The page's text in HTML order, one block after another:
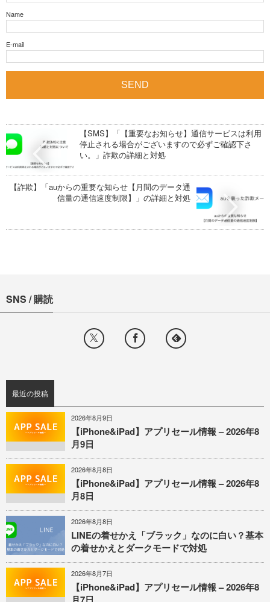
Name
E-mail
【SMS】「【重要なお知らせ】通信サービスは利用
停止される場合がございますので必ずご確認下さ
い。」詐欺の詳細と対処
【詐欺】「auからの重要な知らせ【月間のデータ通
信量の通信速度制限】」の詳細と対処
SNS / 購読
最近の投稿
2026年8月9日
【iPhone&iPad】アプリセール情報 – 2026年8
月9日
2026年8月8日
【iPhone&iPad】アプリセール情報 – 2026年8
月8日
2026年8月8日
LINEの着せかえ「ブラック」なのに白い？基本
の着せかえとダークモードで対処
2026年8月7日
【iPhone&iPad】アプリセール情報 – 2026年8